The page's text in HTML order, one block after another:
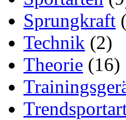
Sprungkraft
Technik (2)
Theorie (16)